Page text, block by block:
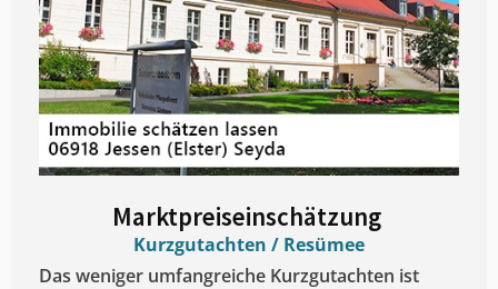
Marktpreiseinschätzung ​
Kurzgutachten / Resümee
Das weniger umfangreiche Kurzgutachten ist